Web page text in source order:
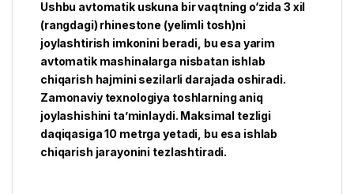
Ushbu avtomatik uskuna bir vaqtning o‘zida 3 xil
(rangdagi) rhinestone (yelimli tosh)ni
joylashtirish imkonini beradi, bu esa yarim
avtomatik mashinalarga nisbatan ishlab
chiqarish hajmini sezilarli darajada oshiradi.
Zamonaviy texnologiya toshlarning aniq
joylashishini ta’minlaydi. Maksimal tezligi
daqiqasiga 10 metrga yetadi, bu esa ishlab
chiqarish jarayonini tezlashtiradi.